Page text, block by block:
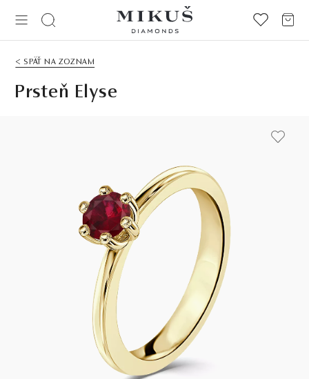
< SPÄŤ NA ZOZNAM
Prsteň Elyse